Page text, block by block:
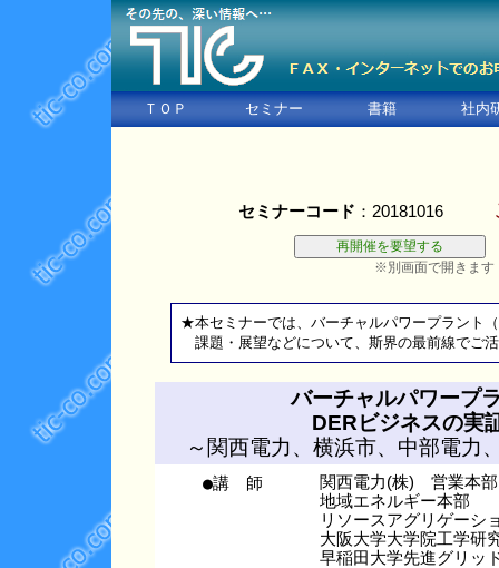
ＴＯＰ セミナー 書籍 社内
セミナーコード ：20181016
※別画面で開きます
★本セミナーでは、バーチャルパワープラント
課題・展望などについて、斯界の最前線でご
バーチャルパワープ
DERビジネスの実
～関西電力、横浜市、中部電力
●講 師
関西電力(株) 営業本
地域エネルギー本部
リソースアグリゲーシ
大阪大学大学院工学
早稲田大学先進グリ